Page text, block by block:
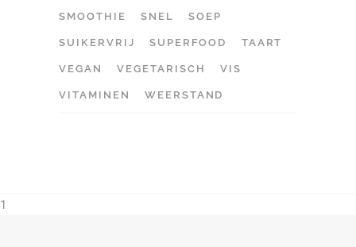
SMOOTHIE SNEL SOEP
SUIKERVRIJ SUPERFOOD TAART
VEGAN VEGETARISCH VIS
VITAMINEN WEERSTAND
1